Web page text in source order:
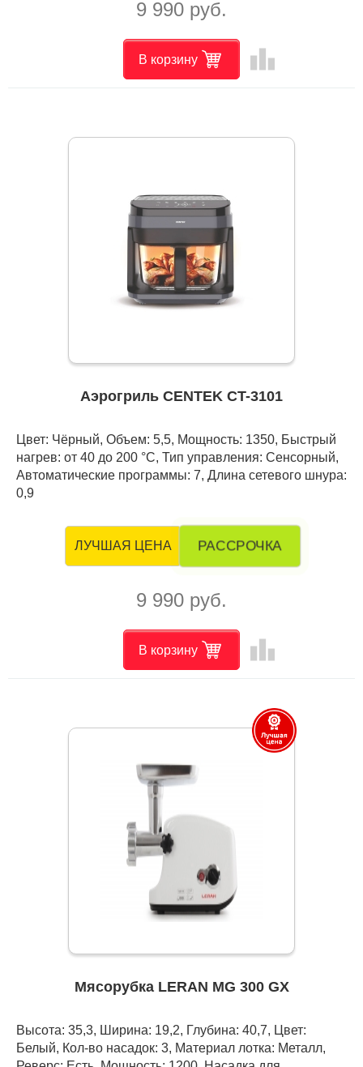
9 990 руб.
В корзину leaderboard
Аэрогриль CENTEK CT-3101
Цвет: Чёрный, Объем: 5,5, Мощность: 1350, Быстрый
нагрев: от 40 до 200 °С, Тип управления: Сенсорный,
Автоматические программы: 7, Длина сетевого шнура:
0,9
ЛУЧШАЯ ЦЕНА РАССРОЧКА
9 990 руб.
В корзину leaderboard
Мясорубка LERAN MG 300 GX
Высота: 35,3, Ширина: 19,2, Глубина: 40,7, Цвет:
Белый, Кол-во насадок: 3, Материал лотка: Металл,